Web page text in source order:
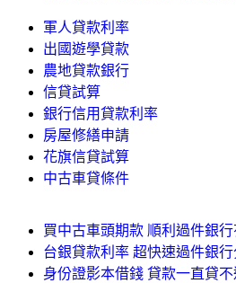
軍人貸款利率
出國遊學貸款
農地貸款銀行
信貸試算
銀行信用貸款利率
房屋修繕申請
花旗信貸試算
中古車貸條件
買中古車頭期款 順利過件銀
台銀貸款利率 超快速過件銀
身份證影本借錢 貸款一直貸